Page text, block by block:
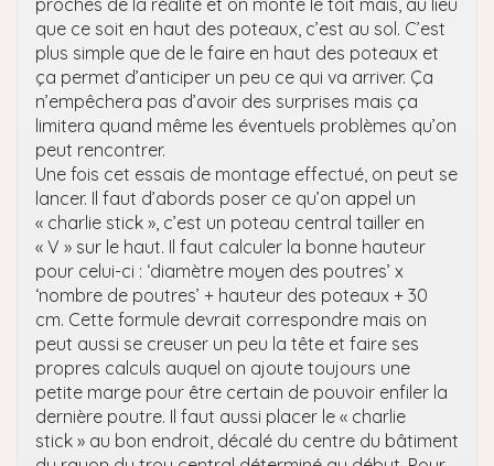
que ce soit en haut des poteaux, c’est au sol. C’est
plus simple que de le faire en haut des poteaux et
ça permet d’anticiper un peu ce qui va arriver. Ça
n’empêchera pas d’avoir des surprises mais ça
limitera quand même les éventuels problèmes qu’on
peut rencontrer.
Une fois cet essais de montage effectué, on peut se
lancer. Il faut d’abords poser ce qu’on appel un
« charlie stick », c’est un poteau central tailler en
« V » sur le haut. Il faut calculer la bonne hauteur
pour celui-ci : ‘diamètre moyen des poutres’ x
‘nombre de poutres’ + hauteur des poteaux + 30
cm. Cette formule devrait correspondre mais on
peut aussi se creuser un peu la tête et faire ses
propres calculs auquel on ajoute toujours une
petite marge pour être certain de pouvoir enfiler la
dernière poutre. Il faut aussi placer le « charlie
stick » au bon endroit, décalé du centre du bâtiment